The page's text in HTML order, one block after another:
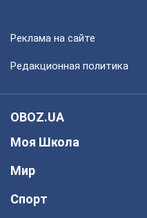
Реклама на сайте
Редакционная политика
OBOZ.UA
Моя Школа
Мир
Спорт